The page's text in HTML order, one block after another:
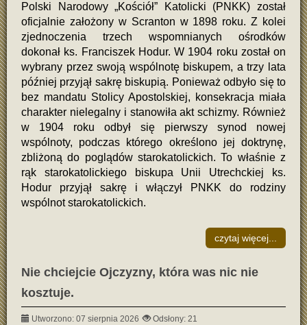
Polski Narodowy „Kościół” Katolicki (PNKK) został
oficjalnie założony w Scranton w 1898 roku. Z kolei
zjednoczenia trzech wspomnianych ośrodków
dokonał ks. Franciszek Hodur. W 1904 roku został on
wybrany przez swoją wspólnotę biskupem, a trzy lata
później przyjął sakrę biskupią. Ponieważ odbyło się to
bez mandatu Stolicy Apostolskiej, konsekracja miała
charakter nielegalny i stanowiła akt schizmy. Również
w 1904 roku odbył się pierwszy synod nowej
wspólnoty, podczas którego określono jej doktrynę,
zbliżoną do poglądów starokatolickich. To właśnie z
rąk starokatolickiego biskupa Unii Utrechckiej ks.
Hodur przyjął sakrę i włączył PNKK do rodziny
wspólnot starokatolickich.
czytaj więcej...
Nie chciejcie Ojczyzny, która was nic nie
kosztuje.
Utworzono: 07 sierpnia 2026 Odsłony: 21